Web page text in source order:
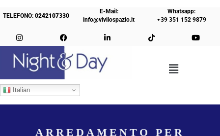
TELEFONO:0242107330
E-Mail:
info@vivilospazio.it
Whatsapp:
+39 351 152 9879
Italian
ARREDAMENTO PER